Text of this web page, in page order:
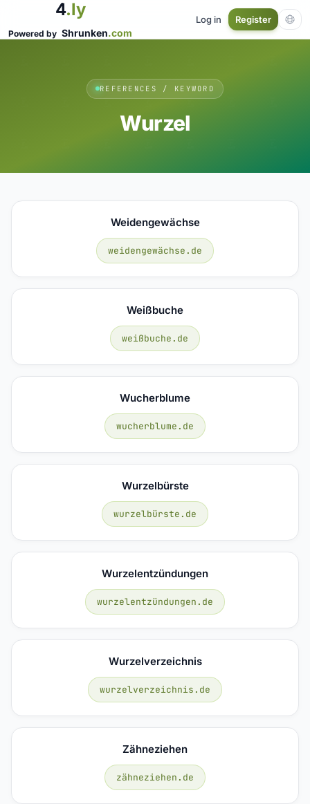
4.ly
Powered by Shrunken.com
Log in Register
REFERENCES / KEYWORD
Wurzel
Weidengewächse
weidengewächse.de
Weißbuche
weißbuche.de
Wucherblume
wucherblume.de
Wurzelbürste
wurzelbürste.de
Wurzelentzündungen
wurzelentzündungen.de
Wurzelverzeichnis
wurzelverzeichnis.de
Zähneziehen
zähneziehen.de